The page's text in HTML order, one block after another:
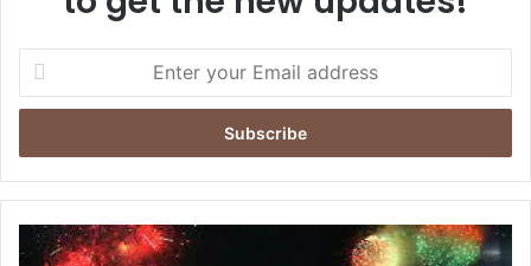
your
Email